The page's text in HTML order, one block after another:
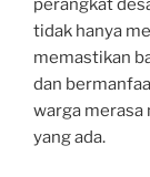
perangkat
tidak hanya
memastikan
dan
warga
yang ada.